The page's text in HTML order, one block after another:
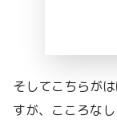
そしてこちらが
すが、こころな